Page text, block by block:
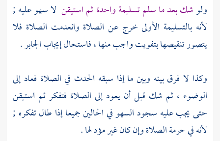
ولوشك بعد ما سلم تسليمة واحدة ثم استيقن لا سهو عليه ;
لأنه بالتسليمة الأولى خرج عن الصلاة وانعدمت الصلاة فلا
يتصور تنقيصها بتفويت واجب منها ، فاستحال إيجاب الجابر .
وكذا لا فرق بينه وبين ما إذا سبقه الحدث في الصلاة فعاد إلى
الوضوء ، ثم شك قبل أن يعود إلى الصلاة فتفكر ثم استيقن
حتى يجب عليه سجود السهو في الحالين جميعا إذا طال تفكره ;
لأنه في حرمة الصلاة وإن كان غير مؤد لها .